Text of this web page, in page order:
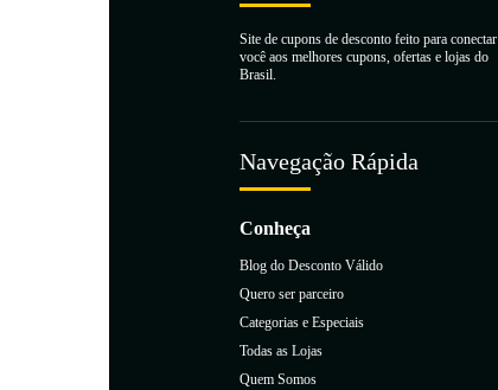
Site de cupons de desconto feito para conectar
você aos melhores cupons, ofertas e lojas do
Brasil.
Navegação Rápida
Conheça
Blog do Desconto Válido
Quero ser parceiro
Categorias e Especiais
Todas as Lojas
Quem Somos